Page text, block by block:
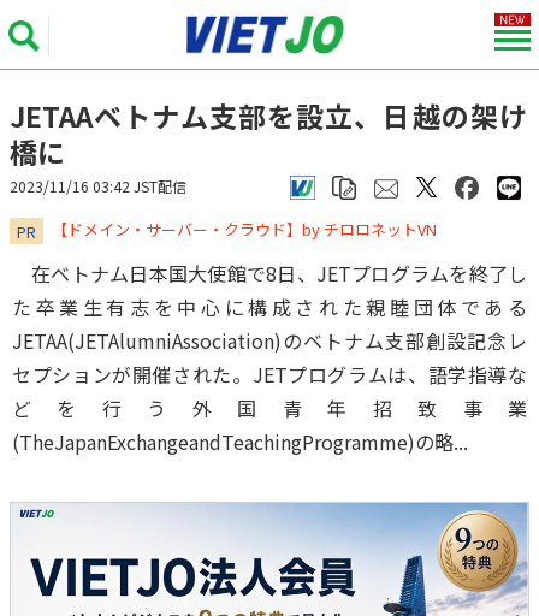
JETAAベトナム支部を設立、日越の架け
橋に
2023/11/16 03:42 JST配信
PR ​​​​​​​【ドメイン・サーバー・クラウド】by チロロネットVN
在ベトナム日本国大使館で8日、JETプログラムを終了し
た卒業生有志を中心に構成された親睦団体である
JETAA(JETAlumniAssociation)のベトナム支部創設記念レ
セプションが開催された。JETプログラムは、語学指導な
どを行う外国青年招致事業
(TheJapanExchangeandTeachingProgramme)の略...